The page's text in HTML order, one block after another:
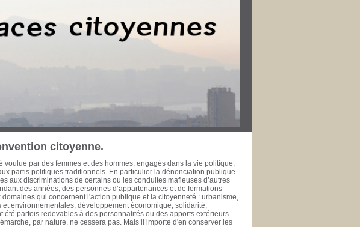
formation professionnelle, développement économique et
et d’actions à l’échelle métropolitaine et méditerranéenne. La
ou pas. Avant que l’épreuve du temps ne fasse à jamais
écrite et audiovisuelle et de la rendre accessible à ceux qui se
citoyenne. Cette base de données est une initiative de la
politologue, cinéaste, ou simple citoyen, des documents publics
de 1983 à aujourd’hui Député des Bouches du Rhône de 1981
de 1981 à 1986 Secrétaire général de la Ville de Marseille de 1978 à
citoyenne.
par des femmes et des hommes, engagés dans la vie politique,
partis politiques traditionnels. En particulier la dénonciation publique
aux discriminations de certains ou les conduites mafieuses d’autres
des années, des personnes d’appartenances et de formations
qui concernent l'action publique et la citoyenneté : urbanisme,
environnementales, développement économique, solidarité,
parfois redevables à des personnalités ou des apports extérieurs.
par nature, ne cessera pas. Mais il importe d'en conserver les